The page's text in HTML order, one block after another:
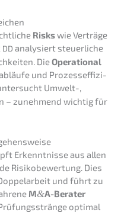
Riskswie Verträ­ge
DD analy­siert steuer­li­che
DieOpera­tio­nal
und Prozess­ef­fi­zi­
Umwelt-,
– zuneh­mend wichtig für
Erkennt­nis­se aus allen
Risiko­be­wer­tung. Dies
und führt zu
M&A-Berater
optimal